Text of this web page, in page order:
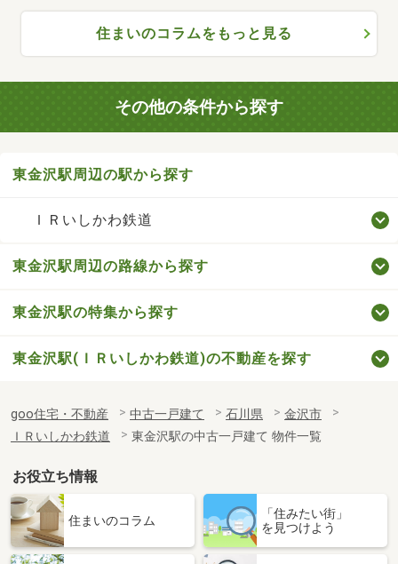
住まいのコラムをもっと見る
その他の条件から探す
東金沢駅周辺の駅から探す
ＩＲいしかわ鉄道
東金沢駅周辺の路線から探す
東金沢駅の特集から探す
東金沢駅(ＩＲいしかわ鉄道)の不動産を探す
goo住宅・不動産 中古一戸建て 石川県
金沢市
ＩＲいしかわ鉄道
東金沢駅の中古一戸建て 物件一覧
お役立ち情報
住まいのコラム
「住みたい街」
を見つけよう